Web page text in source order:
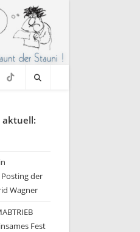
aktuell:
der
Wagner
Fest